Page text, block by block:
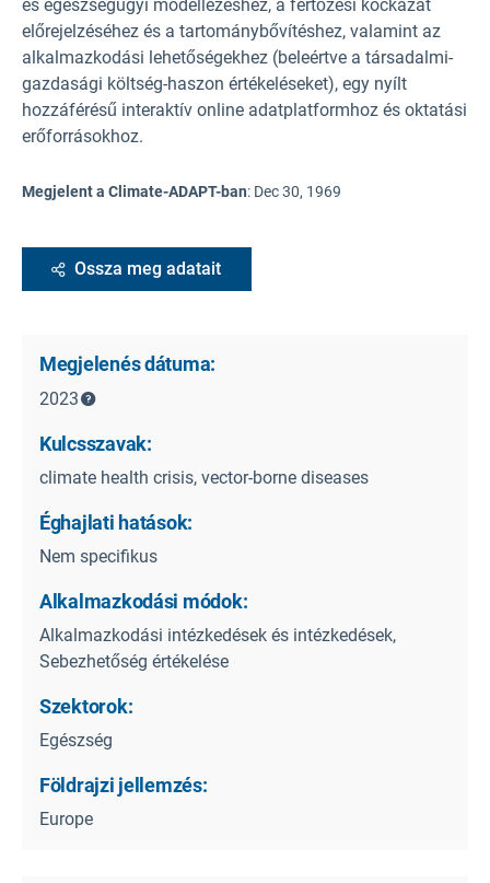
és egészségügyi modellezéshez, a fertőzési kockázat
előrejelzéséhez és a tartománybővítéshez, valamint az
alkalmazkodási lehetőségekhez (beleértve a társadalmi-
gazdasági költség-haszon értékeléseket), egy nyílt
hozzáférésű interaktív online adatplatformhoz és oktatási
erőforrásokhoz.
Megjelent a Climate-ADAPT-ban: Dec 30, 1969
Ossza meg adatait
Megjelenés dátuma:
2023
Kulcsszavak:
climate health crisis, vector-borne diseases
Éghajlati hatások:
Nem specifikus
Alkalmazkodási módok:
Alkalmazkodási intézkedések és intézkedések,
Sebezhetőség értékelése
Szektorok:
Egészség
Földrajzi jellemzés:
Europe